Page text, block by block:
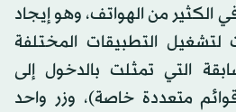
الكثير من الهواتف، وهو إيجاد
لتشغيل التطبيقات المختلفة
التي تمثلت بالدخول إلى
متعددة خاصة)، وزر واحد